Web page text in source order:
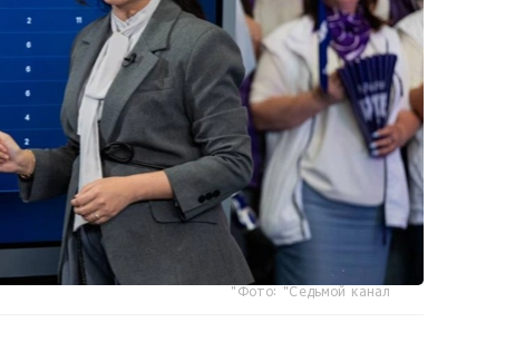
Фото: "Седьмой канал"